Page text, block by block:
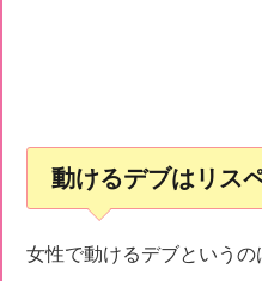
動けるデブはリス
女性で動けるデブという